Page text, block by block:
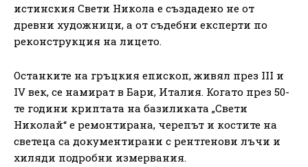
истинския Свети Никола е създадено не от
древни художници, а от съдебни експерти по
реконструкция на лицето.
Останките на гръцкия епископ, живял през III и
IV век, се намират в Бари, Италия. Когато през 50-
те години криптата на базиликата „Свети
Николай“ е ремонтирана, черепът и костите на
светеца са документирани с рентгенови лъчи и
хиляди подробни измервания.